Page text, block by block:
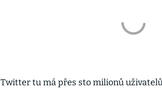
Twitter tu má přes sto milionů